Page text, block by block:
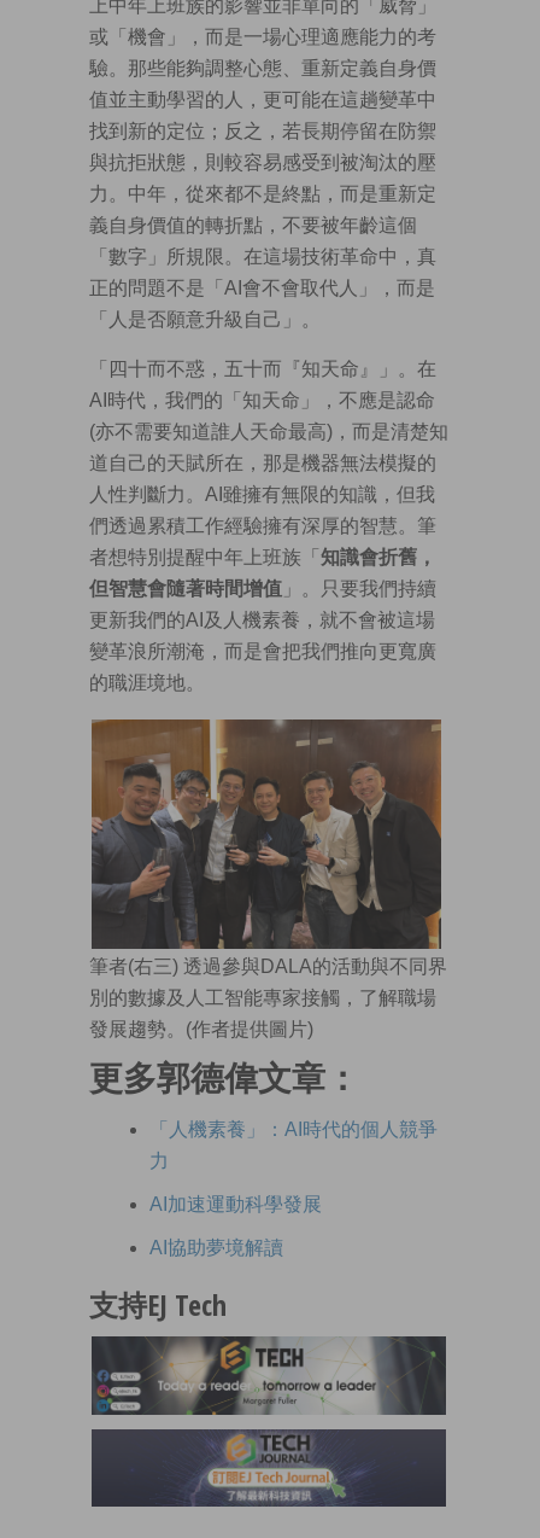
上中年上班族的影響並非單向的「威脅」
或「機會」，而是一場心理適應能力的考
驗。那些能夠調整心態、重新定義自身價
值並主動學習的人，更可能在這趟變革中
找到新的定位；反之，若長期停留在防禦
與抗拒狀態，則較容易感受到被淘汰的壓
力。中年，從來都不是終點，而是重新定
義自身價值的轉折點，不要被年齡這個
「數字」所規限。在這場技術革命中，真
正的問題不是「AI會不會取代人」，而是
「人是否願意升級自己」。
「四十而不惑，五十而『知天命』」。在
AI時代，我們的「知天命」，不應是認命
(亦不需要知道誰人天命最高)，而是清楚知
道自己的天賦所在，那是機器無法模擬的
人性判斷力。AI雖擁有無限的知識，但我
們透過累積工作經驗擁有深厚的智慧。筆
者想特別提醒中年上班族「 知識會折舊，
但智慧會隨著時間增值 」。只要我們持續
更新我們的AI及人機素養，就不會被這場
變革浪所潮淹，而是會把我們推向更寬廣
的職涯境地。
筆者(右三) 透過參與DALA的活動與不同界
別的數據及人工智能專家接觸，了解職場
發展趨勢。(作者提供圖片)
更多郭德偉文章：
「人機素養」：AI時代的個人競爭
力
AI加速運動科學發展
AI協助夢境解讀
支持EJ Tech